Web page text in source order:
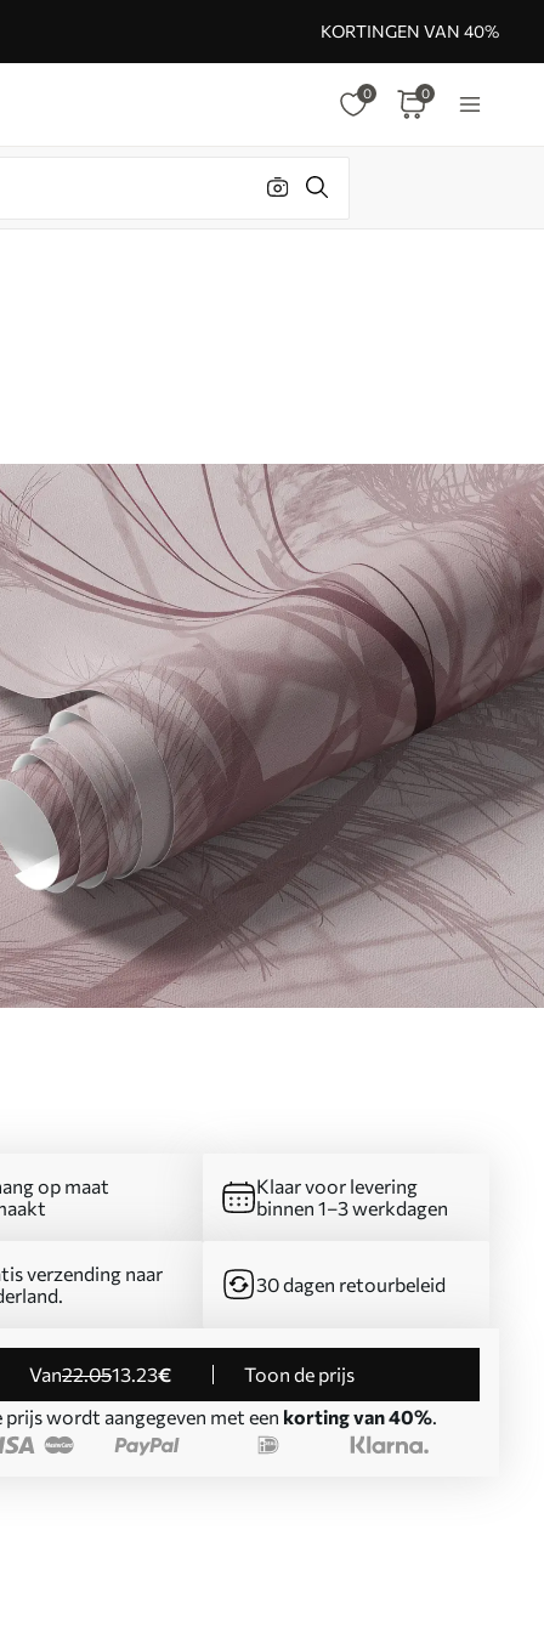
KORTINGEN VAN 40%
0 0
op maat
Klaar voor levering
binnen 1–3 werkdagen
verzending naar
30 dagen retourbeleid
Van22.0513.23€
Toon de prijs
prijs wordt aangegeven met een korting van 40%.